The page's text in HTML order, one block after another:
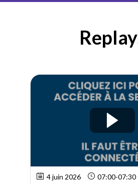
4 juin 2026 07:00-07:30